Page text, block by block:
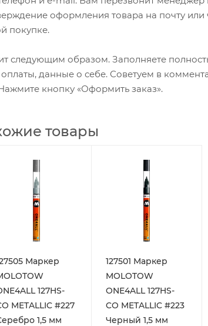
оформления товара на почту
покупке.
следующим образом. Заполняете
данные о себе. Советуем в
кнопку «Оформить заказ».
товары
Маркер
127HS-
METALLIC #227
1,5 мм
127501 Маркер
MOLOTOW
ONE4ALL 127HS-
CO METALLIC #223
Черный 1,5 мм